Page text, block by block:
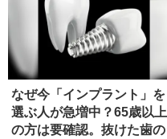
なぜ今「インプラント」を
選ぶ人が急増中？65歳以上
の方は要確認。抜けた歯の